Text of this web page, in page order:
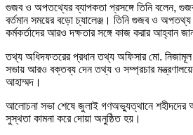
গুজব ও অপতথ্যের ব্যাপকতা প্রসঙ্গে তিনি বলেন,
বর্তমান সময়ের বড়ো চ্যালেঞ্জ। তিনি গুজব ও অপতথ্য
কর্মকর্তাদের আরও দক্ষতার সঙ্গে কাজ করার আহ্বান
তথ্য অধিদফতরের প্রধান তথ্য অফিসার মো.
সভায় আরও বক্তব্য দেন তথ্য ও সম্প্রচার
আহাম্মদ।
আলোচনা সভা শেষে জুলাই গণঅভ্যুত্থানে শহীদদের
সুস্থতা কামনা করে দোয়া অনুষ্ঠিত হয়।